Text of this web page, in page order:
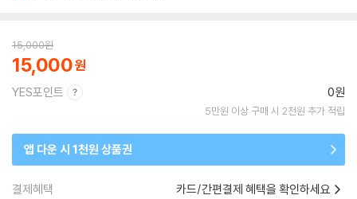
15,000원
15,000
YES포인트 0원
5만원 이상 구매 시 2천원 추가 적립
앱 다운 시 1천원 상품권
결제혜택 카드/간편결제 혜택을 확인하세요